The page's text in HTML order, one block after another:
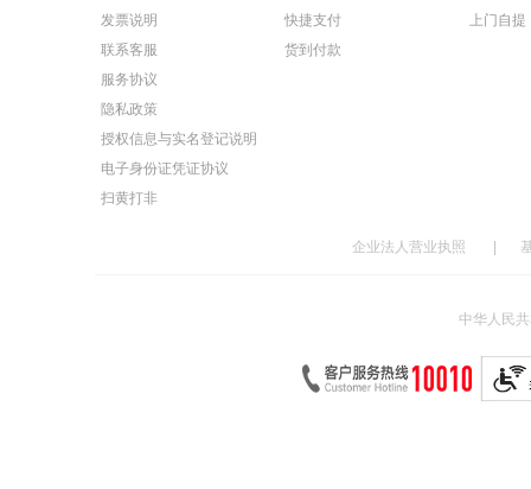
发票说明
联系客服
服务协议
隐私政策
授权信息与实名登记说明
电子身份证凭证协议
扫黄打非
快捷支付
货到付款
上门自提
企业法人营业执照
中华人民